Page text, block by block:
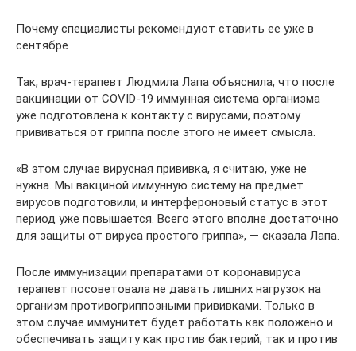
Почему специалисты рекомендуют ставить ее уже в
сентябре
Так, врач-терапевт Людмила Лапа объяснила, что после
вакцинации от COVID-19 иммунная система организма
уже подготовлена к контакту с вирусами, поэтому
прививаться от гриппа после этого не имеет смысла.
«В этом случае вирусная прививка, я считаю, уже не
нужна. Мы вакциной иммунную систему на предмет
вирусов подготовили, и интерфероновый статус в этот
период уже повышается. Всего этого вполне достаточно
для защиты от вируса простого гриппа», — сказала Лапа.
После иммунизации препаратами от коронавируса
терапевт посоветовала не давать лишних нагрузок на
организм противогриппозными прививками. Только в
этом случае иммунитет будет работать как положено и
обеспечивать защиту как против бактерий, так и против